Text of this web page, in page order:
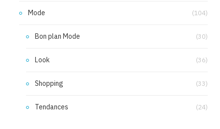
Mode (104)
Bon plan Mode (30)
Look (36)
Shopping (33)
Tendances (24)